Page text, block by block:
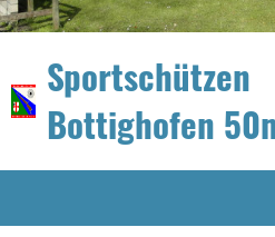
Sportschützen
Bottighofen